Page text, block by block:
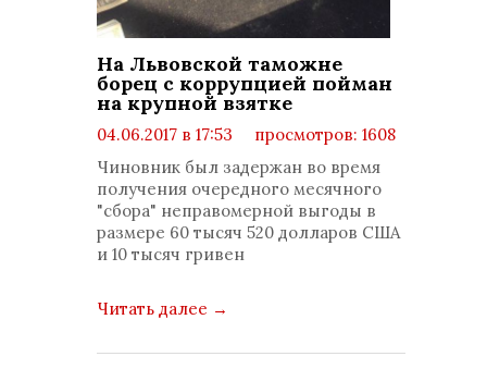
На Львовской таможне
борец с коррупцией пойман
на крупной взятке
04.06.2017 в 17:53
просмотров: 1608
комментариев: 0
Чиновник был задержан во время
получения очередного месячного
"сбора" неправомерной выгоды в
размере 60 тысяч 520 долларов США
и 10 тысяч гривен
Читать далее →